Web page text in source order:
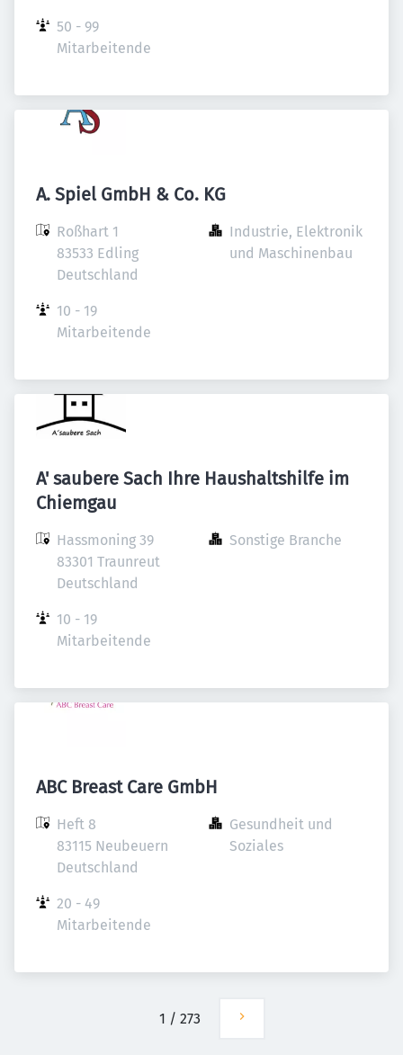
50 - 99
Mitarbeitende
A. Spiel GmbH & Co. KG
Roßhart 1
83533 Edling
Deutschland
Industrie, Elektronik
und Maschinenbau
10 - 19
Mitarbeitende
A' saubere Sach Ihre Haushaltshilfe im
Chiemgau
Hassmoning 39
83301 Traunreut
Deutschland
Sonstige Branche
10 - 19
Mitarbeitende
ABC Breast Care GmbH
Heft 8
83115 Neubeuern
Deutschland
Gesundheit und
Soziales
20 - 49
Mitarbeitende
1 / 273